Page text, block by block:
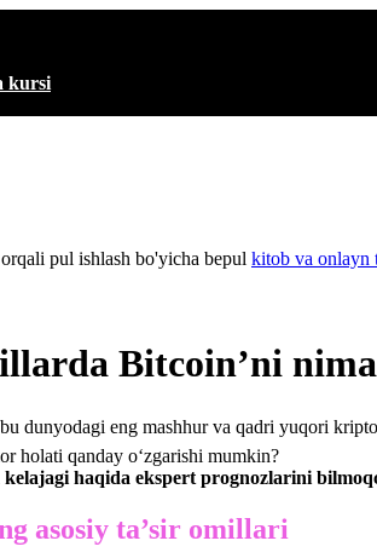
kursi
pul ishlash bo'yicha bepul kitob va onlayn
Bitcoin’ni
dunyodagi eng mashhur va qadri yuqori
holati qanday o‘zgarishi mumkin?
haqida ekspert prognozlarini
asosiy ta’sir omillari